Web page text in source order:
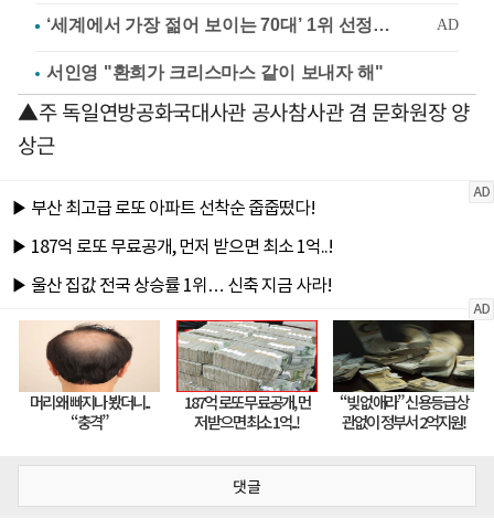
서인영 "환희가 크리스마스 같이 보내자 해"
▲주 독일연방공화국대사관 공사참사관 겸 문화원장 양
상근
댓글